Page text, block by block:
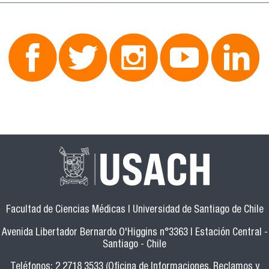
Facultad de Ciencias Médicas | Universidad de Santiago de Chile
Avenida Libertador Bernardo O'Higgins n°3363 | Estación Central -
Santiago - Chile